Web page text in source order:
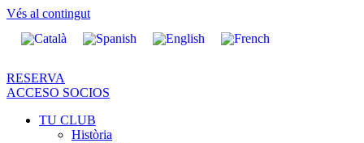
Vés al contingut
RESERVA
ACCESO SOCIOS
TU CLUB
Història